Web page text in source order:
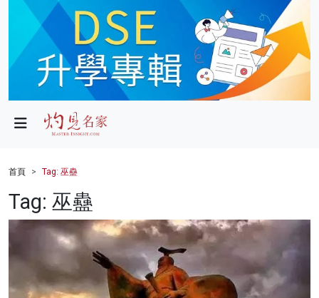
政局
財經
健康
科技
首頁 Tag: 巫蠱
Tag: 巫蠱